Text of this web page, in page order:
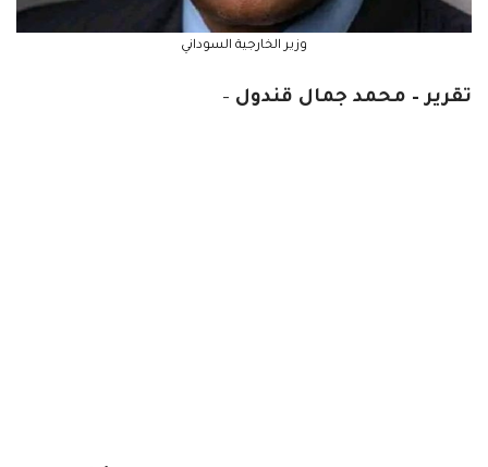
وزير الخارجية السوداني
تقرير – محمد جمال قندول –